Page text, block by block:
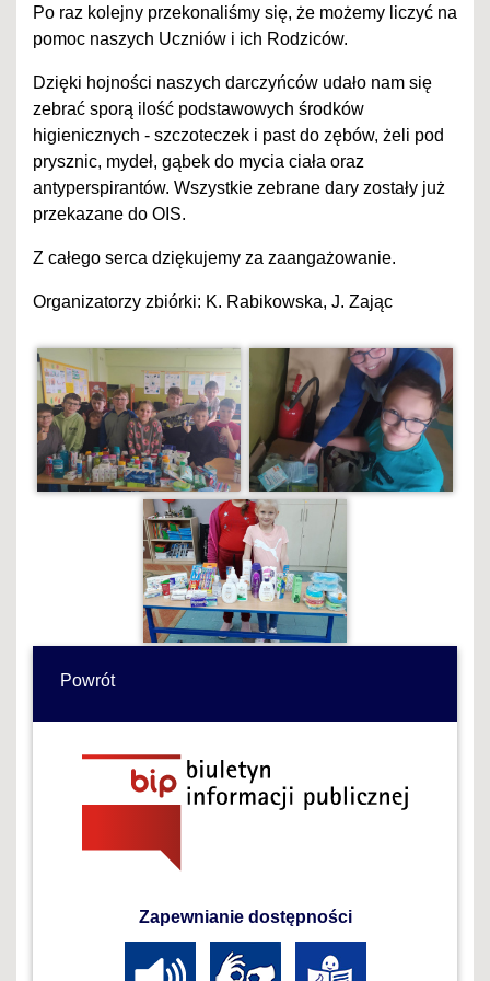
Po raz kolejny przekonaliśmy się, że możemy liczyć na
pomoc naszych Uczniów i ich Rodziców.
Dzięki hojności naszych darczyńców udało nam się
zebrać sporą ilość podstawowych środków
higienicznych - szczoteczek i past do zębów, żeli pod
prysznic, mydeł, gąbek do mycia ciała oraz
antyperspirantów. Wszystkie zebrane dary zostały już
przekazane do OIS.
Z całego serca dziękujemy za zaangażowanie.
Organizatorzy zbiórki: K. Rabikowska, J. Zając
Powrót
Zapewnianie dostępności